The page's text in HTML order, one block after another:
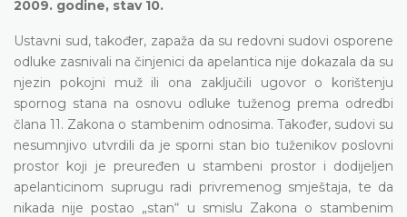
2009. godine, stav 10.
Ustavni sud, također, zapaža da su redovni sudovi osporene
odluke zasnivali na činjenici da apelantica nije dokazala da su
njezin pokojni muž ili ona zaključili ugovor o korištenju
spornog stana na osnovu odluke tuženog prema odredbi
člana 11. Zakona o stambenim odnosima. Također, sudovi su
nesumnjivo utvrdili da je sporni stan bio tuženikov poslovni
prostor koji je preuređen u stambeni prostor i dodijeljen
apelanticinom suprugu radi privremenog smještaja, te da
nikada nije postao „stan“ u smislu Zakona o stambenim